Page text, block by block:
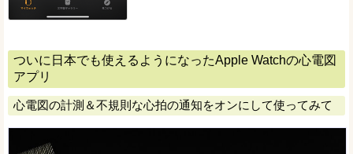
ついに日本でも使えるようになったApple Watchの心電図
アプリ
心電図の計測＆不規則な心拍の通知をオンにして使ってみて